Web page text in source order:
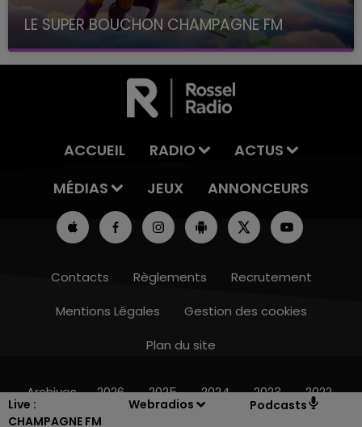
Live :
CHAMPAGNE FM
Webradios Podcasts
10h00 - 14h00
LE SUPER BOUCHON CHAMPAGNE FM
avec La Famille Champagne FM, à 8H10
ACCUEIL RADIO
ACTUS
MÉDIAS
JEUX ANNONCEURS
Contacts Règlements
Recrutement
Mentions Légales
Gestion des cookies
Plan du site
Archives 2026 2025 2024 2023 2022